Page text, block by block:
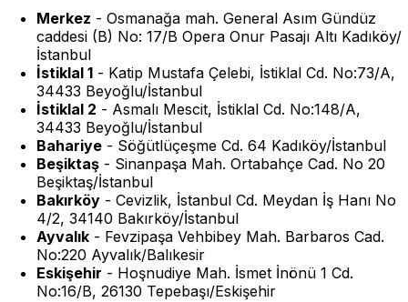
Merkez - Osmanağa mah. General Asım Gündüz
caddesi (B) No: 17/B Opera Onur Pasajı Altı Kadıköy/
İstanbul
İstiklal 1 - Katip Mustafa Çelebi, İstiklal Cd. No:73/A,
34433 Beyoğlu/İstanbul
İstiklal 2 - Asmalı Mescit, İstiklal Cd. No:148/A,
34433 Beyoğlu/İstanbul
Bahariye - Söğütlüçeşme Cd. 64 Kadıköy/İstanbul
Beşiktaş - Sinanpaşa Mah. Ortabahçe Cad. No 20
Beşiktaş/İstanbul
Bakırköy - Cevizlik, İstanbul Cd. Meydan İş Hanı No
4/2, 34140 Bakırköy/İstanbul
Ayvalık - Fevzipaşa Vehbibey Mah. Barbaros Cad.
No:220 Ayvalık/Balıkesir
Eskişehir - Hoşnudiye Mah. İsmet İnönü 1 Cd.
No:16/B, 26130 Tepebaşı/Eskişehir